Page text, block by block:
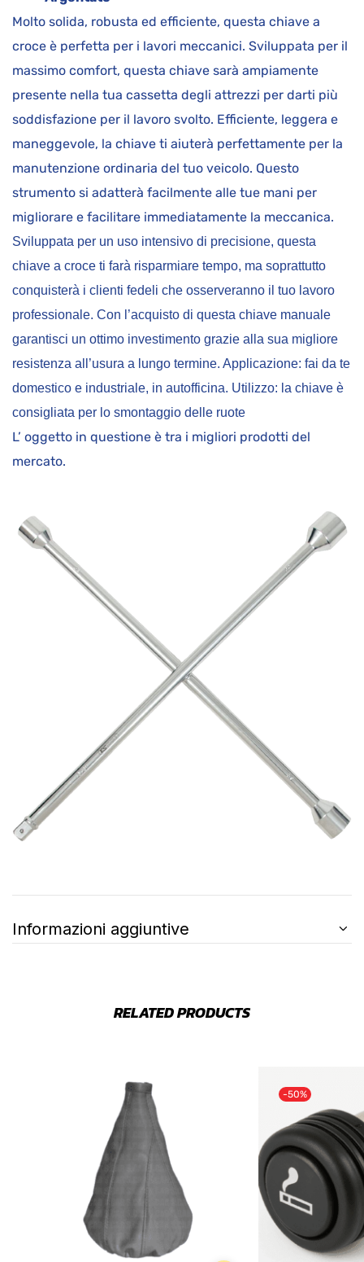
Molto solida, robusta ed efficiente, questa chiave a
croce è perfetta per i lavori meccanici. Sviluppata per il
massimo comfort, questa chiave sarà ampiamente
presente nella tua cassetta degli attrezzi per darti più
soddisfazione per il lavoro svolto. Efficiente, leggera e
maneggevole, la chiave ti aiuterà perfettamente per la
manutenzione ordinaria del tuo veicolo. Questo
strumento si adatterà facilmente alle tue mani per
migliorare e facilitare immediatamente la meccanica.
Sviluppata per un uso intensivo di precisione, questa
chiave a croce ti farà risparmiare tempo, ma soprattutto
conquisterà i clienti fedeli che osserveranno il tuo lavoro
professionale. Con l’acquisto di questa chiave manuale
garantisci un ottimo investimento grazie alla sua migliore
resistenza all’usura a lungo termine. Applicazione: fai da te
domestico e industriale, in autofficina. Utilizzo: la chiave è
consigliata per lo smontaggio delle ruote
L’ oggetto in questione è tra i migliori prodotti del
mercato.
Informazioni aggiuntive
RELATED PRODUCTS
-50%